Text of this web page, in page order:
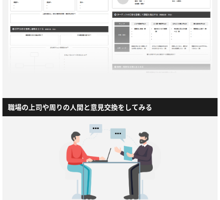
職場の上司や周りの人間と意見交換をしてみる